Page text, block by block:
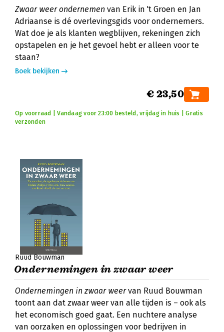
Zwaar weer ondernemen van Erik in 't Groen en Jan
Adriaanse is dé overlevingsgids voor ondernemers.
Wat doe je als klanten wegblijven, rekeningen zich
opstapelen en je het gevoel hebt er alleen voor te
staan?
Boek bekijken
€ 23,50
Op voorraad | Vandaag voor 23:00 besteld, vrijdag in huis | Gratis
verzonden
Ruud Bouwman
Ondernemingen in zwaar weer
Ondernemingen in zwaar weervan Ruud Bouwman
toont aan dat zwaar weer van alle tijden is – ook als
het economisch goed gaat. Een nuchtere analyse
van oorzaken en oplossingen voor bedrijven in